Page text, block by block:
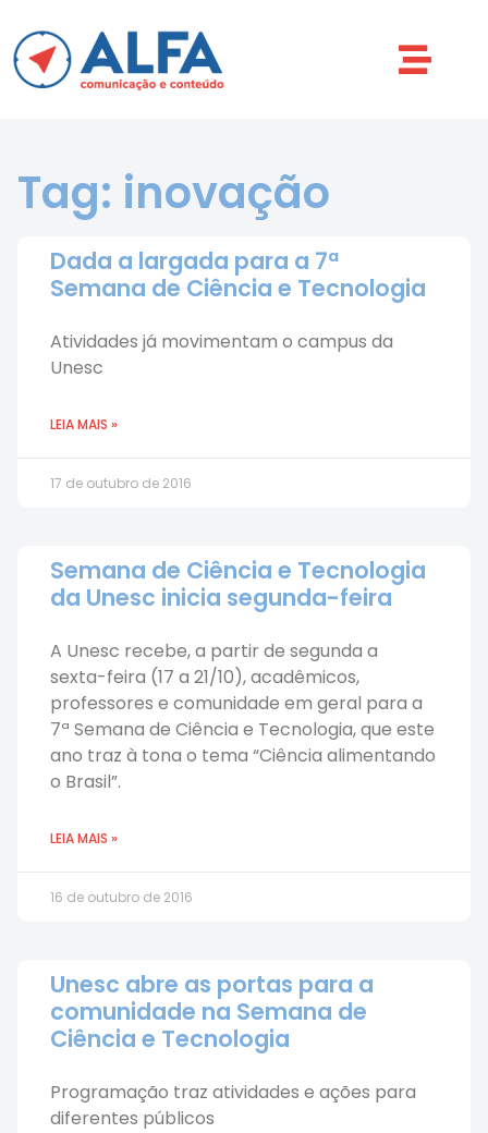
Tag: inovação
Dada a largada para a 7ª
Semana de Ciência e Tecnologia
Atividades já movimentam o campus da
Unesc
LEIA MAIS »
17 de outubro de 2016
Semana de Ciência e Tecnologia
da Unesc inicia segunda-feira
A Unesc recebe, a partir de segunda a
sexta-feira (17 a 21/10), acadêmicos,
professores e comunidade em geral para a
7ª Semana de Ciência e Tecnologia, que este
ano traz à tona o tema “Ciência alimentando
o Brasil”.
LEIA MAIS »
16 de outubro de 2016
Unesc abre as portas para a
comunidade na Semana de
Ciência e Tecnologia
Programação traz atividades e ações para
diferentes públicos